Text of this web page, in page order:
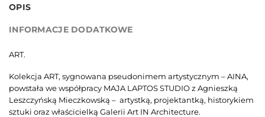
OPIS
INFORMACJE DODATKOWE
ART.
Kolekcja ART, sygnowana pseudonimem artystycznym – AINA,
powstała we współpracy MAJA LAPTOS STUDIO z Agnieszką
Leszczyńską Mieczkowską – artystką, projektantką, historykiem
sztuki oraz właścicielką Galerii Art IN Architecture.